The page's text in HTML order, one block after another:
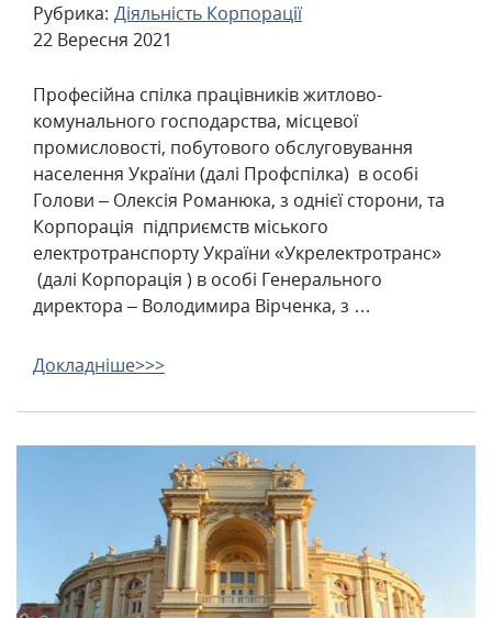
Рубрика: Діяльність Корпорації
22 Вересня 2021
Професійна спілка працівників житлово-
комунального господарства, місцевої
промисловості, побутового обслуговування
населення України (далі Профспілка) в особі
Голови – Олексія Романюка, з однієї сторони, та
Корпорація підприємств міського
електротранспорту України «Укрелектротранс»
(далі Корпорація ) в особі Генерального
директора – Володимира Вірченка, з …
Докладніше>>>